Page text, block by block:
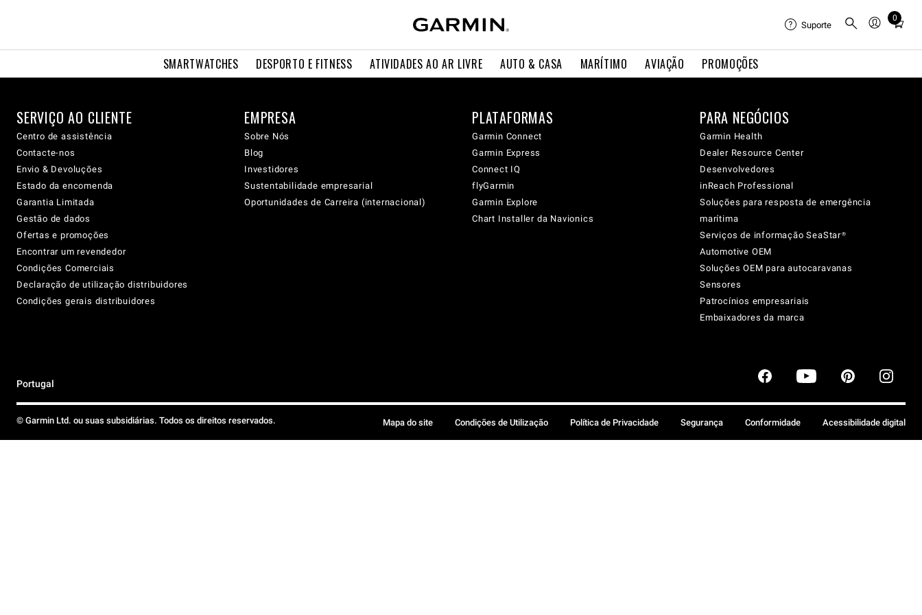
SMARTWATCHES DESPORTO E FITNESS ATIVIDADES AO AR LIVRE AUTO & CASA MARÍTIMO AVIAÇÃO PROMOÇÕES
Suporte
0
Total
cart:
SERVIÇO AO CLIENTE
Centro de assistência
Contacte-nos
Envio & Devoluções
Estado da encomenda
Garantia Limitada
Gestão de dados
Ofertas e promoções
Encontrar um revendedor
Condições Comerciais
Declaração de utilização distribuidores
Condições gerais distribuidores
EMPRESA
Sobre Nós
Blog
Investidores
Sustentabilidade empresarial
Oportunidades de Carreira (internacional)
PLATAFORMAS
Garmin Connect
Garmin Express
Connect IQ
flyGarmin
Garmin Explore
Chart Installer da Navionics
PARA NEGÓCIOS
Garmin Health
Dealer Resource Center
Desenvolvedores
inReach Professional
Soluções para resposta de emergência
marítima
Serviços de informação SeaStar®
Automotive OEM
Soluções OEM para autocaravanas
Sensores
Patrocínios empresariais
Embaixadores da marca
Portugal
© Garmin Ltd. ou suas subsidiárias. Todos os direitos reservados. Mapa do site Condições de Utilização Política de Privacidade Segurança Conformidade Acessibilidade digital